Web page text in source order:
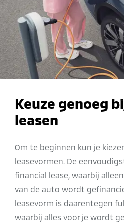
Keuze genoeg
leasen
Om te beginnen kun je
leasevormen. De
financial lease, waarbij
van de auto wordt
leasevorm is daarentegen
waarbij alles voor je wordt